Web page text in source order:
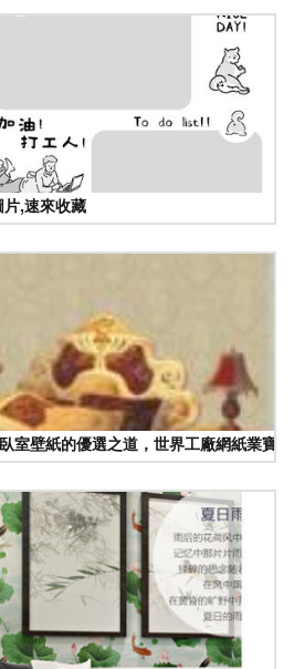
,速來收藏
室壁紙的優選之道，世界工廠網紙業寶